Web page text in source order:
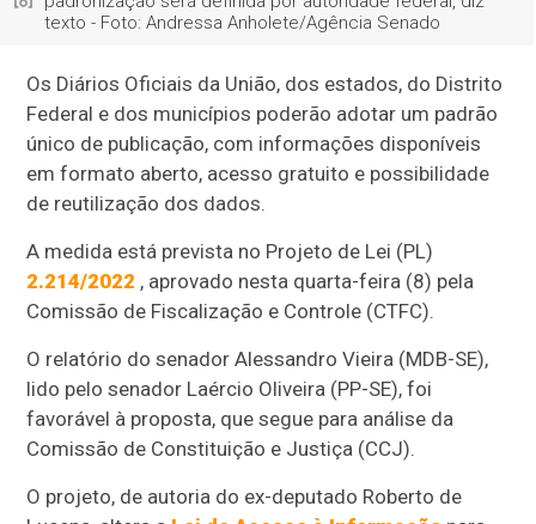
texto - Foto: Andressa Anholete/Agência Senado
Os Diários Oficiais da União, dos estados, do Distrito
Federal e dos municípios poderão adotar um padrão
único de publicação, com informações disponíveis
em formato aberto, acesso gratuito e possibilidade
de reutilização dos dados.
A medida está prevista no Projeto de Lei (PL)
2.214/2022 , aprovado nesta quarta-feira (8) pela
Comissão de Fiscalização e Controle (CTFC).
O relatório do senador Alessandro Vieira (MDB-SE),
lido pelo senador Laércio Oliveira (PP-SE), foi
favorável à proposta, que segue para análise da
Comissão de Constituição e Justiça (CCJ).
O projeto, de autoria do ex-deputado Roberto de